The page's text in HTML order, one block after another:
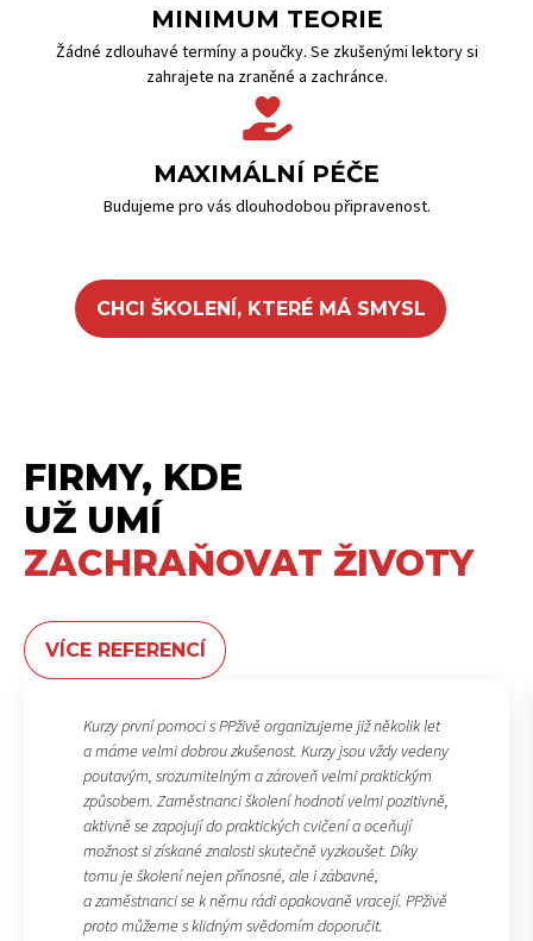
MINIMUM TEORIE
Žádné zdlouhavé termíny a poučky. Se zkušenými lektory si
zahrajete na zraněné a zachránce.
MAXIMÁLNÍ PÉČE
Budujeme pro vás dlouhodobou připravenost.
CHCI ŠKOLENÍ, KTERÉ MÁ SMYSL
FIRMY, KDE
UŽ UMÍ
ZACHRAŇOVAT ŽIVOTY
VÍCE REFERENCÍ
Kurzy první pomoci s PPživě organizujeme již několik let
a máme velmi dobrou zkušenost. Kurzy jsou vždy vedeny
poutavým, srozumitelným a zároveň velmi praktickým
způsobem. Zaměstnanci školení hodnotí velmi pozitivně,
aktivně se zapojují do praktických cvičení a oceňují
možnost si získané znalosti skutečně vyzkoušet. Díky
tomu je školení nejen přínosné, ale i zábavné,
a zaměstnanci se k němu rádi opakovaně vracejí. PPživě
proto můžeme s klidným svědomím doporučit.